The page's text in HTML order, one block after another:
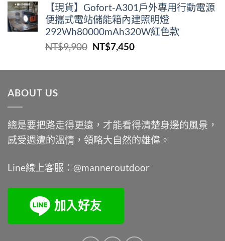
價
格：
NT$2,450。
價
格：
NT$2,205。
【現貨】Gofort-A301戶外專用行動電源
便攜式電站儲能箱內建照明燈
292Wh80000mAh320W紅色款
NT$9,900 原
價
NT$7,450目
價
ABOUT US
總是要把路走得更遠，才能看得清楚身邊的風景，
感受週遭的溫情，領略大自然的雄偉。
Line線上客服：@manneroutdoor